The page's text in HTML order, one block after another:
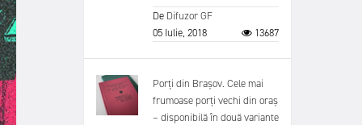
De Difuzor GF
05 Iulie, 2018
13687
Porți din Brașov. Cele mai
frumoase porți vechi din oraș
– disponibilă în două variante